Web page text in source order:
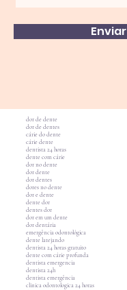
Enviar
dor de dente
dor de dentes
cárie do dente
cárie dente
dentista 24 horas
dente com cárie
dor no dente
dor dente
dor dentes
dores no dente
dor e dente
dente dor
dentes dor
dor em um dente
dor dentária
emergência odontológica
dente latejando
dentista 24 horas gratuito
dente com cárie profunda
dentista emergencia
dentista 24h
dentista emergência
clinica odontologica 24 horas